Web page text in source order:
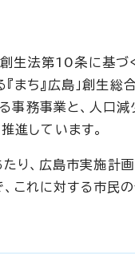
創生法第10条に基
ち』広島」創生総合
事務事業と、人口
進しています。
たり、広島市実
、これに対する市